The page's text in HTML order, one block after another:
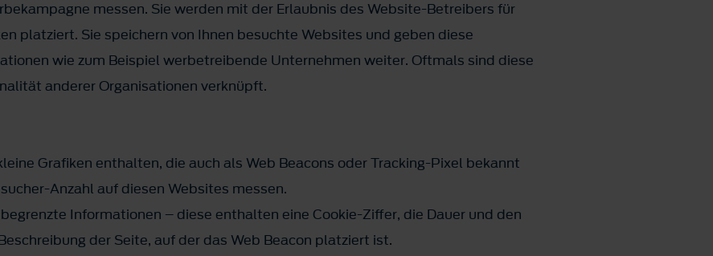
messen. Sie werden mit der Erlaubnis des Website-Betreibers für
platziert. Sie speichern von Ihnen besuchte Websites und geben diese
wie zum Beispiel werbetreibende Unternehmen weiter. Oftmals sind diese
anderer Organisationen verknüpft.
Grafiken enthalten, die auch als Web Beacons oder Tracking-Pixel bekannt
Anzahl auf diesen Websites messen.
Informationen – diese enthalten eine Cookie-Ziffer, die Dauer und den
der Seite, auf der das Web Beacon platziert ist.